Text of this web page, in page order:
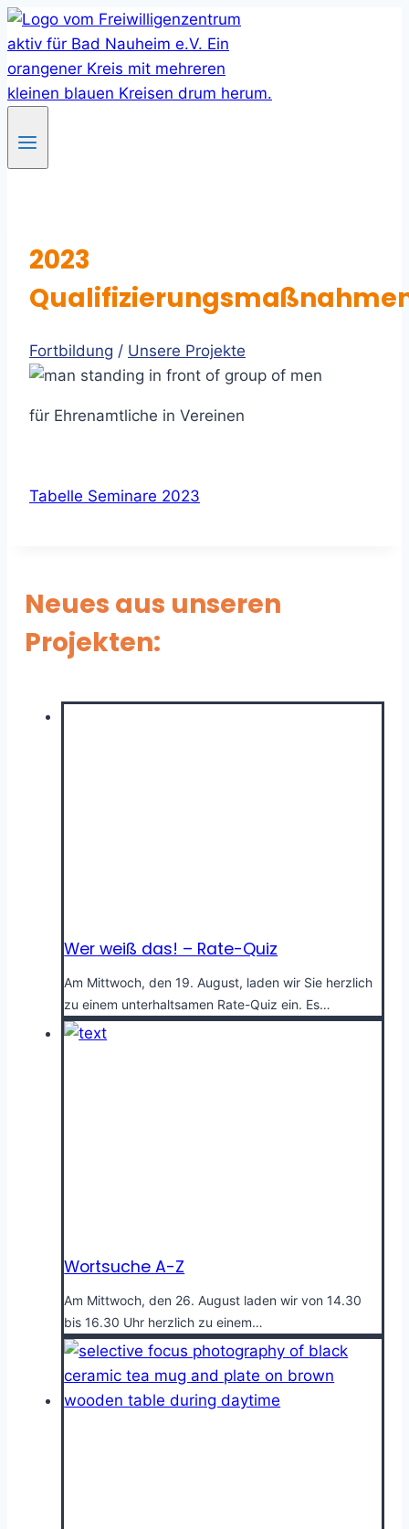
Skip
to
content
2023
Fortbildung / Unsere Projekte
für Ehrenamtliche in Vereinen
Tabelle Seminare 2023
Neues aus unseren
Projekten:
Wer weiß das! – Rate-Quiz
Am Mittwoch, den 19. August, laden wir Sie herzlich
zu einem unterhaltsamen Rate-Quiz ein. Es…
Wortsuche A-Z
Am Mittwoch, den 26. August laden wir von 14.30
bis 16.30 Uhr herzlich zu einem…